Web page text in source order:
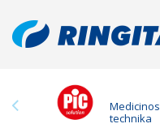
Medicinos
technika